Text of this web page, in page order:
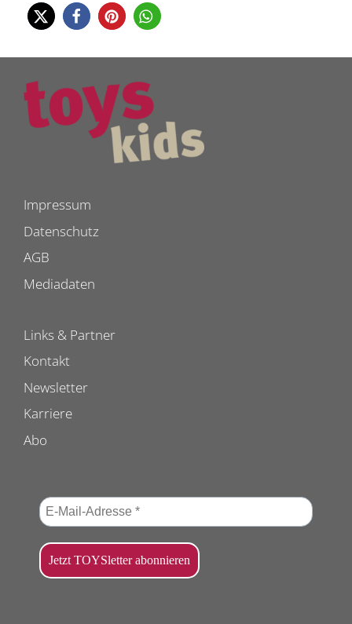
Impressum
Datenschutz
AGB
Mediadaten
Links & Partner
Kontakt
Newsletter
Karriere
Abo